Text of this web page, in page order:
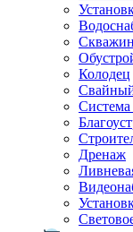
Колодец
Дренаж